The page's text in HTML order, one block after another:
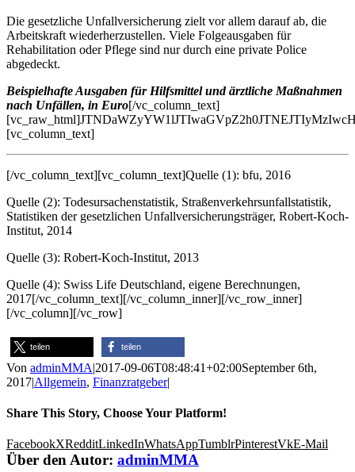
Die gesetzliche Unfallversicherung zielt vor allem darauf ab, die
Arbeitskraft wiederherzustellen. Viele Folgeausgaben für
Rehabilitation oder Pflege sind nur durch eine private Police
abgedeckt.
Beispielhafte Ausgaben für Hilfsmittel und ärztliche Maßnahmen
nach Unfällen, in Euro[/vc_column_text]
[vc_column_text]
[/vc_column_text][vc_column_text]Quelle (1): bfu, 2016
Quelle (2): Todesursachenstatistik, Straßenverkehrsunfallstatistik,
Statistiken der gesetzlichen Unfallversicherungsträger, Robert-Koch-
Institut, 2014
Quelle (3): Robert-Koch-Institut, 2013
Quelle (4): Swiss Life Deutschland, eigene Berechnungen,
2017[/vc_column_text][/vc_column_inner][/vc_row_inner]
[/vc_column][/vc_row]
teilen teilen
Von adminMMA|2017-09-06T08:48:41+02:00September 6th,
2017|Allgemein, Finanzratgeber|
Share This Story, Choose Your Platform!
FacebookXRedditLinkedInWhatsAppTumblrPinterestVkE-Mail
Über den Autor: adminMMA